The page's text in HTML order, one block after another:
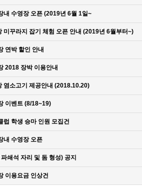
내 수영장 오픈 (2019년 6월 1일~
미꾸라지 잡기 체험 오픈 안내 (2019년 6월부터~)
연박 할인 안내
2018 장박 이용안내
염소고기 제공안내 (2018.10.20)
이벤트 (8/18~19)
럽 학생 승마 인원 모집건
내 수영장 오픈
쇄석 자리 및 돔 형성) 공지
이용요금 인상건